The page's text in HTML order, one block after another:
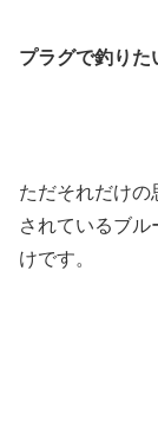
プラグで釣りた
ただそれだけの
されているブ
けです。